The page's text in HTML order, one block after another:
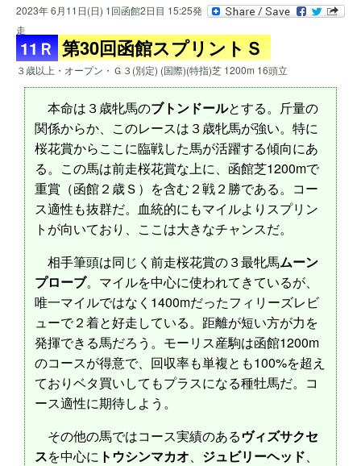
2023年 6月11日(日) 1回函館2日目 15:25発
走
11Ｒ 第30回函館スプリントＳ
３歳以上・オープン・Ｇ３(別定) (国際)(特指)芝 1200m 16頭立
本命は３歳牝馬のブトンドールとする。斤量の
関係からか、このレースは３歳牝馬が強い。特に
桜花賞からここに臨戦した馬が活躍する傾向にあ
る。この馬は前走桜花賞な上に、函館芝1200mで
重賞（函館２歳Ｓ）を含む２戦２勝である。コー
ス適性も抜群だ。血統的にもマイルよりスプリン
トが向いており、ここは大きなチャンスだ。
相手筆頭は同じく前走桜花賞の３最牝馬ムーン
プローブ。マイルを中心に使われてきているが、
唯一マイルではなく1400mだったフィリーズレビ
ューで２着と好走している。距離が短い方が力を
発揮できる馬だろう。モーリス産駒は函館1200m
のコースが得意で、回収率も単複とも100%を超え
ておりベタ買いしてもプラスになる種牡馬だ。コ
ース適性に期待しよう。
その他の馬ではコース実績のあるヴィズサクセ
スを中心に トウシンマカオ、 ジュビリーヘッド、